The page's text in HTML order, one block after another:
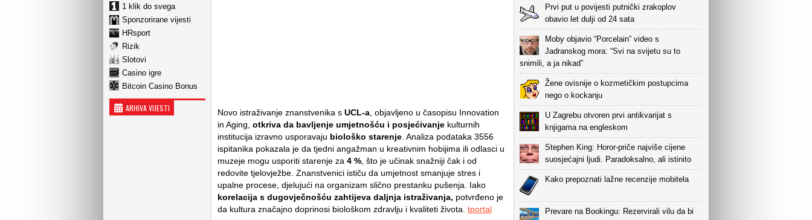
1 klik do svega
Sponzorirane vijesti
HRsport
Rizik
Slotovi
Casino igre
Bitcoin Casino Bonus
ARHIVA VIJESTI Novo istraživanje znanstvenika s UCL-a , objavljeno u časopisu Innovation
in Aging otkriva da bavljenje umjetnošću i posjećivanje kulturnih
institucija izravno usporavaju biološko starenje . Analiza podataka 3556
ispitanika pokazala je da tjedni angažman u kreativnim hobijima ili odlasci u
muzeje mogu usporiti starenje za 4 % , što je učinak snažniji čak i od
redovite tjelovježbe. Znanstvenici ističu da umjetnost smanjuje stres i
upalne procese, djelujući na organizam slično prestanku pušenja. Iako
korelacija s dugovječnošću zahtijeva daljnja istraživanja, potvrđeno je
da kultura značajno doprinosi biološkom zdravlju i kvaliteti života. tportal
Prvi put u povijesti putnički zrakoplov
obavio let dulji od 24 sata
Moby objavio “Porcelain” video s
Jadranskog mora: “Svi na svijetu su to
snimili, a ja nikad”
Žene ovisnije o kozmetičkim postupcima
nego o kockanju
U Zagrebu otvoren prvi antikvarijat s
knjigama na engleskom
Stephen King: Horor-priče najviše cijene
suosjećajni ljudi. Paradoksalno, ali istinito
Kako prepoznati lažne recenzije mobitela
Prevare na Bookingu: Rezervirali vilu da bi